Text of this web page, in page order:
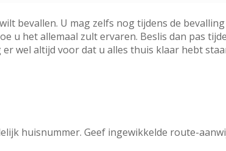
bevallen. U mag zelfs nog tijdens de bevalling
u het allemaal zult ervaren. Beslis dan pas
wel altijd voor dat u alles thuis klaar hebt
huisnummer. Geef ingewikkelde route-